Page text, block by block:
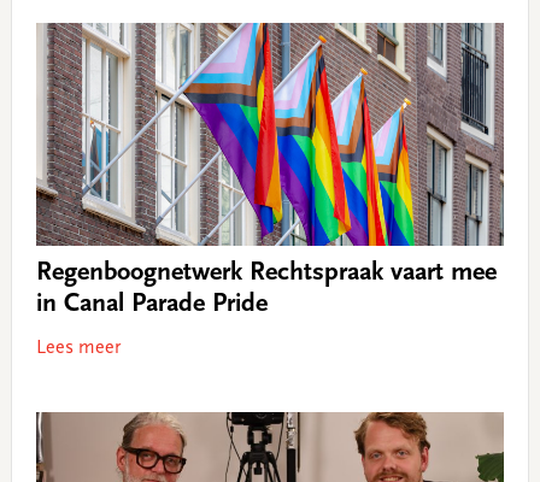
Regenboognetwerk Rechtspraak vaart mee
in Canal Parade Pride
Lees meer